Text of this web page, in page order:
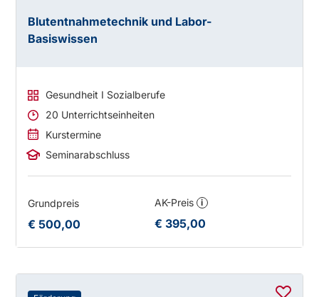
Blutentnahmetechnik und Labor-
Basiswissen
Gesundheit I Sozialberufe
20 Unterrichtseinheiten
Kurstermine
Seminarabschluss
Grundpreis
€ 500,00
AK-Preis i
€ 395,00